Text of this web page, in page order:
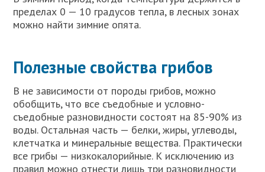
пределах 0 — 10 градусов тепла, в лесных зонах
можно найти зимние опята.
Полезные свойства грибов
В не зависимости от породы грибов, можно
обобщить, что все съедобные и условно-
съедобные разновидности состоят на 85-90% из
воды. Остальная часть — белки, жиры, углеводы,
клетчатка и минеральные вещества. Практически
все грибы — низкокалорийные. К исключению из
правил можно отнести лишь три разновидности